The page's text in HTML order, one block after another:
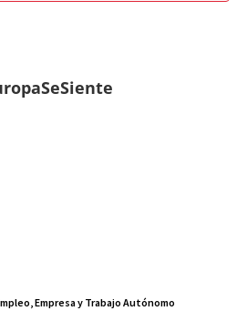
Empresa y Trabajo Autónomo